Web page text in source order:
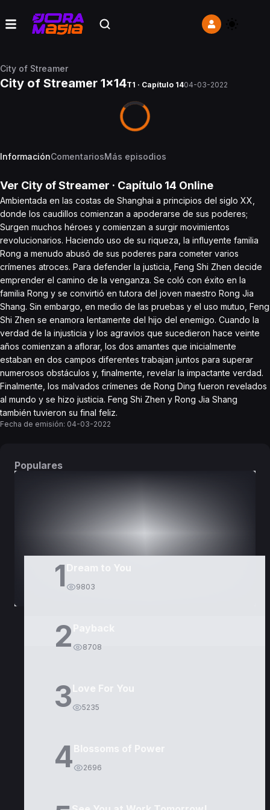
City of Streamer
City of Streamer 1x14T1 · Capítulo 1404-03-2022
InformaciónComentariosMás episodios
Ver City of Streamer · Capítulo 14 Online
Ambientada en las costas de Shanghai a principios del siglo XX,
donde los caudillos comienzan a apoderarse de sus poderes;
Surgen muchos héroes y comienzan a surgir movimientos
revolucionarios. Haciendo uso de su riqueza, la influyente familia
Rong a menudo abusó de sus poderes para cometer varios
crímenes atroces. Para defender la justicia, Feng Shi Zhen decide
emprender el camino de la venganza. Se coló con éxito en la
familia Rong y se convirtió en tutora del joven maestro Rong Jia
Shang. Sin embargo, en medio de las pruebas y el uso mutuo, Feng
Shi Zhen se enamora lentamente del hijo del enemigo. Cuando la
verdad de la injusticia y los agravios que sucedieron hace veinte
años comienzan a aflorar, los dos amantes que inicialmente
estaban en dos campos diferentes trabajan juntos para superar
numerosos obstáculos y, finalmente, revelar la impactante verdad.
Finalmente, los malvados crímenes de Rong Ding fueron revelados
al mundo y se hizo justicia. Feng Shi Zhen y Rong Jia Shang
también tuvieron su final feliz.
Fecha de emisión: 04-03-2022
Populares
1 9803
2 8708
3Love For You
5235
4Blossoms of Power
2696